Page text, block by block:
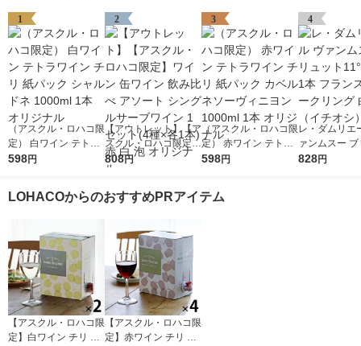
1
（アスクル・ロハコ限
定） 白ワイン テトラ
ワイン チリ 紙パック
598円
2
【アウトレット】【ア
スクル・ロハコ限定】
ワイン 缶ワイン 飲み
ト(4種×各1本) 赤 白
808円
3
（アスクル・ロハコ限
定） 赤ワイン テトラ
ワイン チリ 紙パック
ナル
598円
4
レ・ダムリエ
ァンムスー
ト11°750ml 1
828円
LOHACOからのおすすめPRアイテム
【アスクル・ロハコ限
定】白ワイン チリ サ
【アスクル・ロハコ限
定】赤ワイン チリ サ